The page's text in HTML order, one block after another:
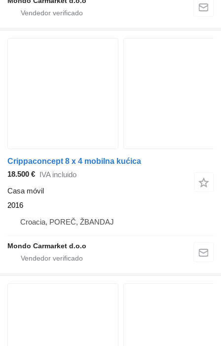
Crippaconcept 8 x 4 mobilna kućica
18.500 € IVA incluido
Casa móvil
2016
Croacia, POREČ, ŽBANDAJ
Mondo Carmarket d.o.o